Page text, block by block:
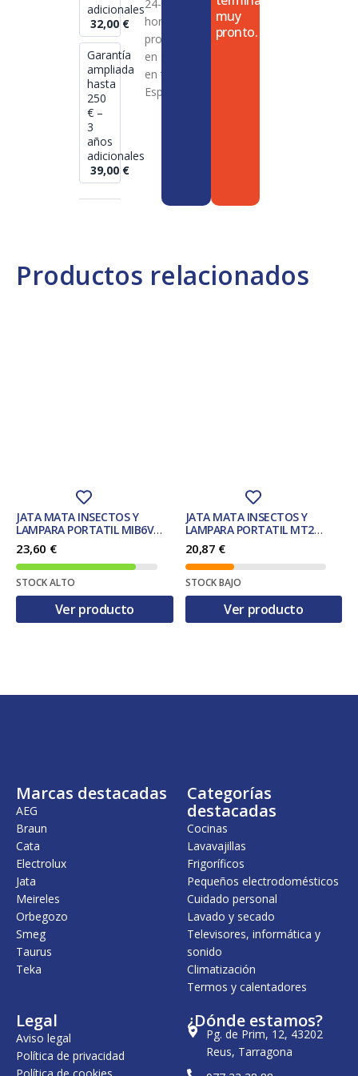
Productos relacionados
JATA MATA INSECTOS Y
LAMPARA PORTATIL MIB6V
25m2 5W. VERDE
23,60 €
STOCK ALTO
Ver producto
JATA MATA INSECTOS Y
LAMPARA PORTATIL MT2
50m2 6W. BLANCO
20,87 €
STOCK BAJO
Ver producto
adicionales
32,00 €
Garantía
ampliada
hasta
250
€ –
3
años
adicionales
39,00 €
24-72
horas en
productos
en stock
en toda
España
muy
pronto.
Marcas destacadas
AEG
Braun
Cata
Electrolux
Jata
Meireles
Orbegozo
Smeg
Taurus
Teka
Categorías
destacadas
Cocinas
Lavavajillas
Frigoríficos
Pequeños electrodomésticos
Cuidado personal
Lavado y secado
Televisores, informática y
sonido
Climatización
Termos y calentadores
Legal
Aviso legal
Política de privacidad
¿Dónde estamos?
Pg. de Prim, 12, 43202
Reus, Tarragona